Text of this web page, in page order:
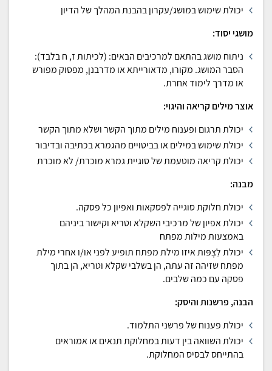
יכולת שימוש במושג/עקרון בהבנת המהלך של הדיון
מושגי יסוד:
ניתוח מושג בהתאם למרכיבים הבאים: (לכיתות ז, ח בלבד):
הסבר המושג. מקורו, מדאורייתא או מדרבנן, מפסוק מפורש
או מדרך לימוד אחרת.
אוצר מילים קריאה והיגוי:
יכולת תרגום ופענוח מילים מתוך הקשר ושלא מתוך הקשר
יכולת שימוש במילים או בביטויים מהגמרא בכתיבה ובדיבור
יכולת קריאה מוטעמת של סוגיית גמרא מוכרת/ לא מוכרת
מבנה:
יכולת חלוקת סוגייה לפסקאות ואפיון כל פסקה.
יכולת אפיון של מרכיבי השקלא וטריא וקישור ביניהם
באמצעות מילות מפתח
יכולת לִצְפּות איזו מילת מפתח תופיע לפני או/ו אחרי מילת
מפתח שזיהה זה עתה, הן בשלבי שקלא וטריא, הן בתוך
פסקה עם כמה שלבים.
הבנה, פרשנות והיסק:
יכולת פענוח של פרשני התלמוד.
יכולת השוואה בין דעות במחלוקת תנאים או אמוראים
בהתייחס לבסיס המחלוקת.